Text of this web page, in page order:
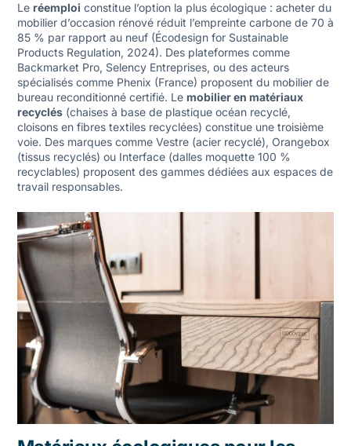
Le réemploi constitue l’option la plus écologique : acheter du
mobilier d’occasion rénové réduit l’empreinte carbone de 70 à
85 % par rapport au neuf (Écodesign for Sustainable
Products Regulation, 2024). Des plateformes comme
Backmarket Pro, Selency Entreprises, ou des acteurs
spécialisés comme Phenix (France) proposent du mobilier de
bureau reconditionné certifié. Le mobilier en matériaux
recyclés(chaises à base de plastique océan recyclé,
cloisons en fibres textiles recyclées) constitue une troisième
voie. Des marques comme Vestre (acier recyclé), Orangebox
(tissus recyclés) ou Interface (dalles moquette 100 %
recyclables) proposent des gammes dédiées aux espaces de
travail responsables.